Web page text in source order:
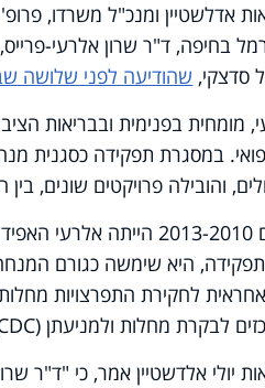
אדלשטיין ומנכ"ל משרדו,
בחיפה, ד"ר שרון אלרעי-
סדצקי, שהודיעה לפני שלושה
מומחית בפנימית ובבריאות
במסגרת תפקידה כסגנית
והובילה פרויקטים שונים,
בין השנים 2013-2010
היא שימשה כגורם
אחראית לחקירת התפרצויות
לבקרת מחלות ולמניעתן (
יולי אלדשטיין אמר, כי "ד"ר